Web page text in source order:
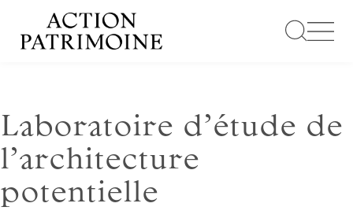
contenu
Laboratoire d’étude de
l’architecture
potentielle